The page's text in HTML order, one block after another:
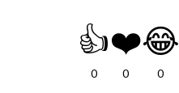
👍
0
❤️
0
😂
0